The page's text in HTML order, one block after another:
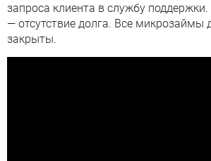
запроса клиента в службу поддержки.
— отсутствие долга. Все
закрыты.